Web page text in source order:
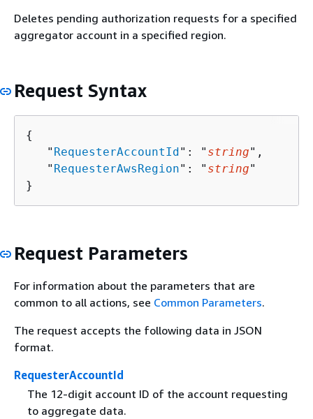
Deletes pending authorization requests for a specified
aggregator account in a specified region.
Request Syntax
{
   "
RequesterAccountId": " string",
   "
RequesterAwsRegion": " string"
}
Request Parameters
For information about the parameters that are
common to all actions, see Common Parameters.
The request accepts the following data in JSON
format.
RequesterAccountId
The 12-digit account ID of the account requesting
to aggregate data.